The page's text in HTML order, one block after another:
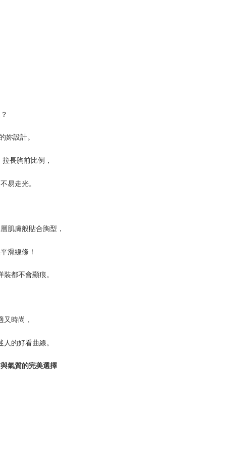
妳設計。
拉長胸前比例，
易走光。
肌膚般貼合胸型，
滑線條！
都不會顯痕。
又時尚，
的好看曲線。
氣質的完美選擇